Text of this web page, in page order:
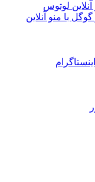
لوتوس
با منو آنلاین